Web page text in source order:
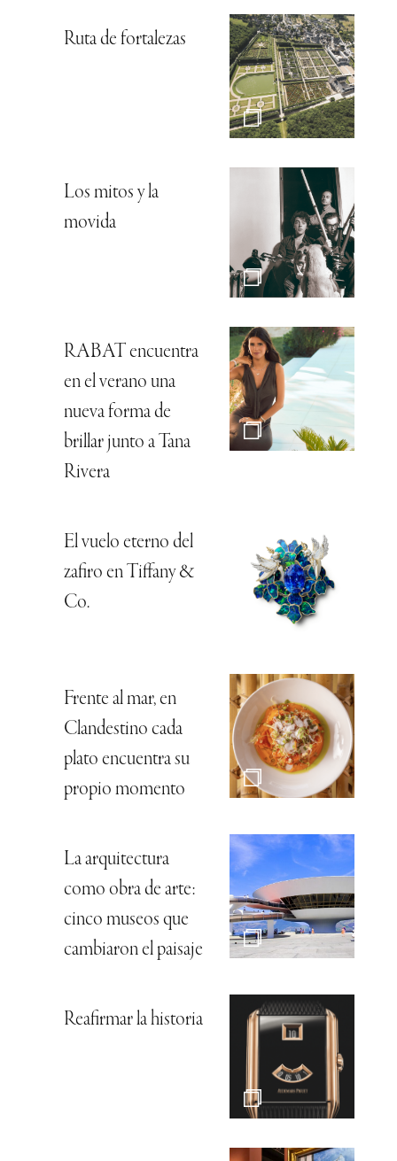
Ruta de fortalezas
Los mitos y la
movida
RABAT encuentra
en el verano una
nueva forma de
brillar junto a Tana
Rivera
El vuelo eterno del
zafiro en Tiffany &
Co.
Frente al mar, en
Clandestino cada
plato encuentra su
propio momento
La arquitectura
como obra de arte:
cinco museos que
cambiaron el paisaje
Reafirmar la historia